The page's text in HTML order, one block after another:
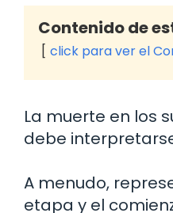
Contenido de
click para ver el
La muerte en los
debe
A menudo,
etapa y el